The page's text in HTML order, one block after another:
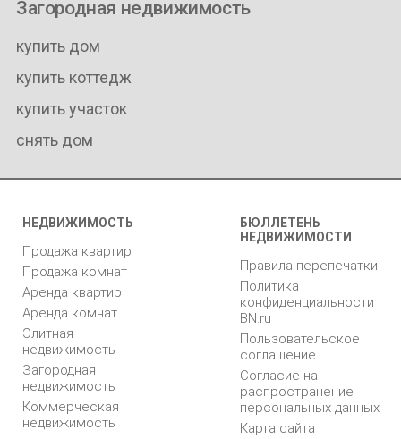
Загородная недвижимость
купить дом
купить коттедж
купить участок
снять дом
НЕДВИЖИМОСТЬ
Продажа квартир
Продажа комнат
Аренда квартир
Аренда комнат
Элитная
недвижимость
Загородная
недвижимость
Коммерческая
недвижимость
БЮЛЛЕТЕНЬ
НЕДВИЖИМОСТИ
Правила перепечатки
Политика
конфиденциальности
BN.ru
Пользовательское
соглашение
Согласие на
распространение
персональных данных
Карта сайта